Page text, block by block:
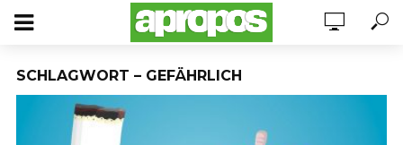
SCHLAGWORT – GEFÄHRLICH